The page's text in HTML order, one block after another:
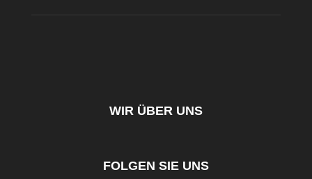
WIR ÜBER UNS
FOLGEN SIE UNS